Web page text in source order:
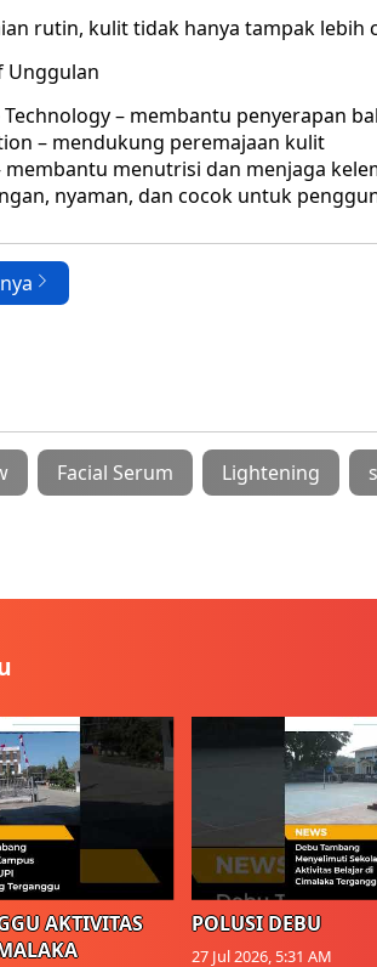
rutin, kulit tidak hanya tampak lebih
Unggulan
Technology – membantu penyerapan
– mendukung peremajaan kulit
membantu menutrisi dan menjaga
nyaman, dan cocok untuk
Facial Serum Lightening
AKTIVITAS
POLUSI DEBU
27 Jul 2026, 5:31 AM